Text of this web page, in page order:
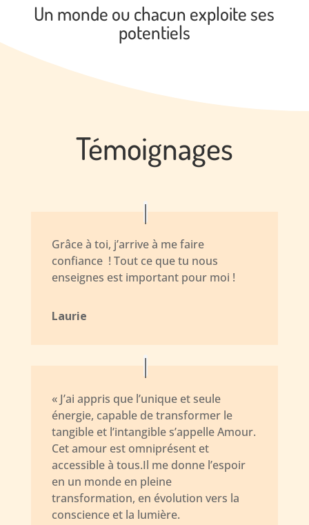
Un monde ou chacun exploite ses
potentiels
Témoignages
Grâce à toi, j’arrive à me faire
confiance ! Tout ce que tu nous
enseignes est important pour moi !
Laurie
« J’ai appris que l’unique et seule
énergie, capable de transformer le
tangible et l’intangible s’appelle Amour.
Cet amour est omniprésent et
accessible à tous.Il me donne l’espoir
en un monde en pleine
transformation, en évolution vers la
conscience et la lumière.